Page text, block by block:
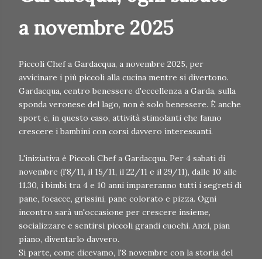
a novembre 2025
Piccoli Chef a Gardacqua, a novembre 2025, per
avvicinare i più piccoli alla cucina mentre si divertono.
Gardacqua, centro benessere d'eccellenza a Garda, sulla
sponda veronese del lago, non è solo benessere. È anche
sport e, in questo caso, attività stimolanti che fanno
crescere i bambini con corsi davvero interessanti.
L'iniziativa è Piccoli Chef a Gardacqua. Per 4 sabati di
novembre (l'8/11, il 15/11, il 22/11 e il 29/11), dalle 10 alle
11.30, i bimbi tra 4 e 10 anni impareranno tutti i segreti di
pane, focacce, grissini, pane colorato e pizza. Ogni
incontro sarà un'occasione per crescere insieme,
socializzare e sentirsi piccoli grandi cuochi. Anzi, pian
piano, diventarlo davvero.
Si parte, come dicevamo, l'8 novembre con la storia del